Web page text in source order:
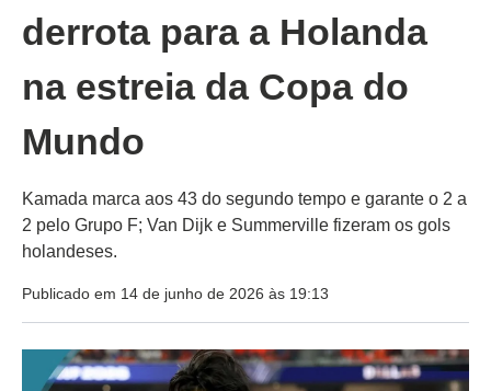
derrota para a Holanda
na estreia da Copa do
Mundo
Kamada marca aos 43 do segundo tempo e garante o 2 a
2 pelo Grupo F; Van Dijk e Summerville fizeram os gols
holandeses.
Publicado em 14 de junho de 2026 às 19:13